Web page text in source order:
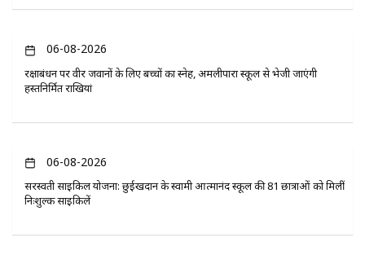
06-08-2026
रक्षाबंधन पर वीर जवानों के लिए बच्चों का स्नेह, अमलीपारा स्कूल से भेजी जाएंगी
हस्तनिर्मित राखियां
06-08-2026
सरस्वती साइकिल योजना: छुईखदान के स्वामी आत्मानंद स्कूल की 81 छात्राओं को मिलीं
निःशुल्क साइकिलें